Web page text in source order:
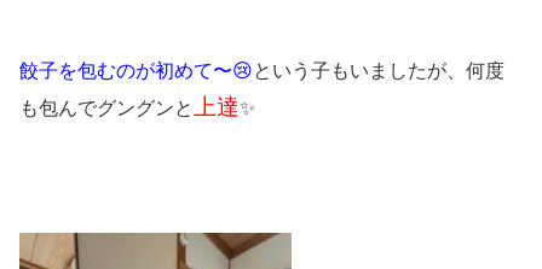
餃子を包むのが初めて〜😢という子もいましたが、何度
も包んでグングンと上達✨